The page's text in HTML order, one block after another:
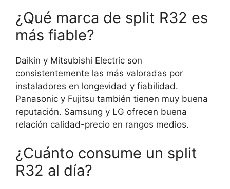
¿Qué marca de split R32 es
más fiable?
Daikin y Mitsubishi Electric son
consistentemente las más valoradas por
instaladores en longevidad y fiabilidad.
Panasonic y Fujitsu también tienen muy buena
reputación. Samsung y LG ofrecen buena
relación calidad-precio en rangos medios.
¿Cuánto consume un split
R32 al día?